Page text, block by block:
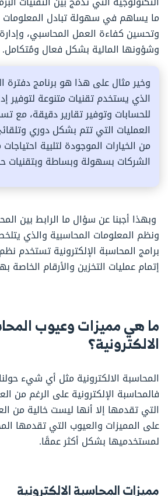
ما يساهم في سهولة تبادل المعلومات
وتحسين كفاءة العمل المحاسبي،
وشؤونها المالية بشكل فعال ومُتكامل.
وخير مثال على هذا هو برنامج دفترة
الذي يستخدم تقنيات متنوعة لتوفير
للحسابات وتوفير تقارير دقيقة، مع
العمليات التي تتم بشكل دوري
من الخيارات الموجودة لتلبية
الشركات بسهولة وبساطة وبتقنيات
وبهذا أجبنا عن سؤال ما الرابط بين
ونظم المعلومات المحاسبية والذي
برامج المحاسبة الإلكترونية تستخدم
إتمام عمليات التخزين والأرقام الخاصة
ما هي مميزات وعيوب
الالكترونية؟
المحاسبة الالكترونية مثل أي شيء
فالمحاسبة الإلكترونية على الرغم من
التي تقدمها إلا أنها ليست خالية من
على المميزات والعيوب التي تقدمها
لمستخدميها بشكل أكثر عمقًا.
مميزات المحاسبة الالكترونية